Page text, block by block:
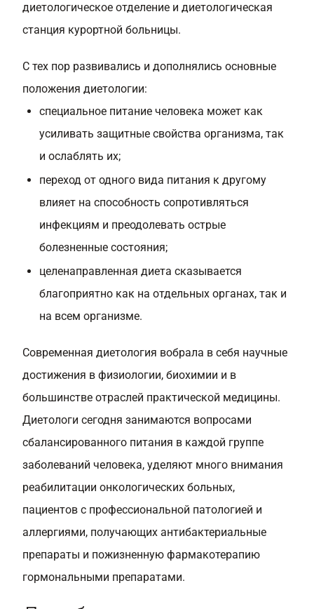
диетологическое отделение и диетологическая
станция курортной больницы.
С тех пор развивались и дополнялись основные
положения диетологии:
специальное питание человека может как
усиливать защитные свойства организма, так
и ослаблять их;
переход от одного вида питания к другому
влияет на способность сопротивляться
инфекциям и преодолевать острые
болезненные состояния;
целенаправленная диета сказывается
благоприятно как на отдельных органах, так и
на всем организме.
Современная диетология вобрала в себя научные
достижения в физиологии, биохимии и в
большинстве отраслей практической медицины.
Диетологи сегодня занимаются вопросами
сбалансированного питания в каждой группе
заболеваний человека, уделяют много внимания
реабилитации онкологических больных,
пациентов с профессиональной патологией и
аллергиями, получающих антибактериальные
препараты и пожизненную фармакотерапию
гормональными препаратами.